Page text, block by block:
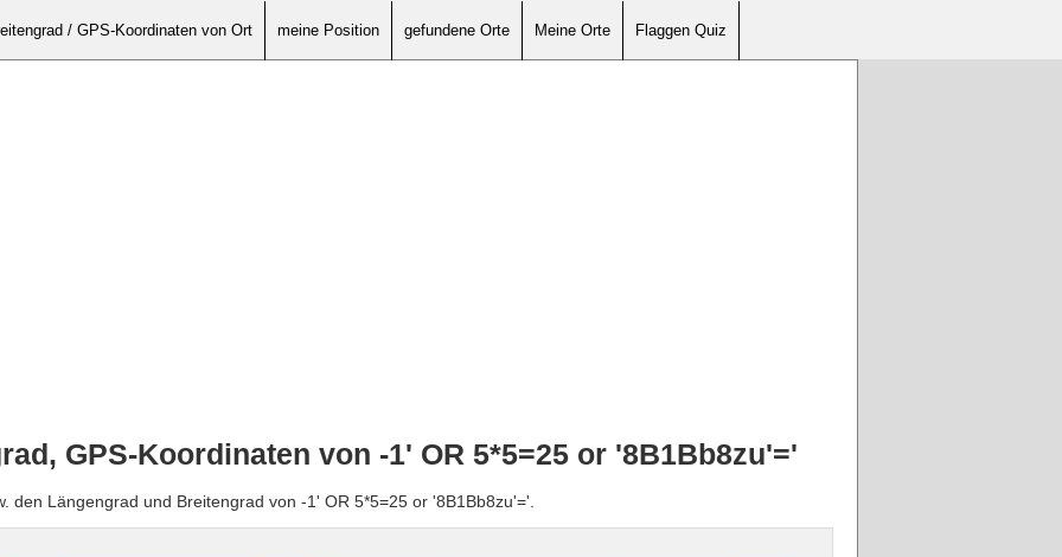
/ GPS-Koordinaten von Ort meine Position gefundene Orte Meine Orte Flaggen Quiz
GPS-Koordinaten von -1' OR 5*5=25 or '8B1Bb8zu'='
den Längengrad und Breitengrad von -1' OR 5*5=25 or '8B1Bb8zu'='.